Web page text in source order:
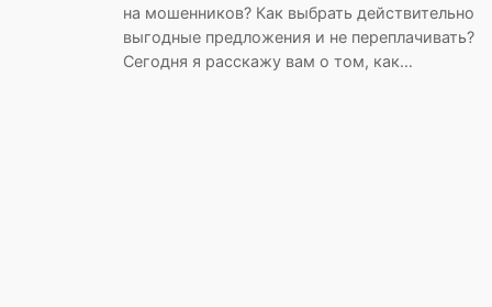
на мошенников? Как выбрать действительно
выгодные предложения и не переплачивать?
Сегодня я расскажу вам о том, как…